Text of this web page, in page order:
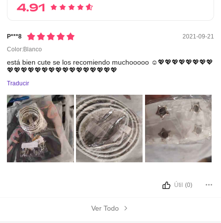
4.91
P***8
2021-09-21
Color:Blanco
está biencutese los recomiendo muchooooo ☺️💖💖💖💖💖💖💖💖
💖💖💖💖💖💖💖💖💖💖💖💖💖💖💖💖
Traducir
Útil (0)
Ver Todo